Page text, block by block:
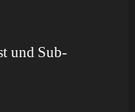
und Sub-